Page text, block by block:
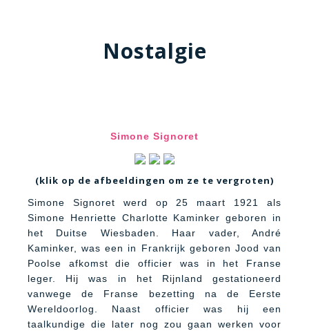
Nostalgie
Simone Signoret
(klik op de afbeeldingen om ze te vergroten)
Simone Signoret werd op 25 maart 1921 als
Simone Henriette Charlotte Kaminker geboren in
het Duitse Wiesbaden. Haar vader, André
Kaminker, was een in Frankrijk geboren Jood van
Poolse afkomst die officier was in het Franse
leger. Hij was in het Rijnland gestationeerd
vanwege de Franse bezetting na de Eerste
Wereldoorlog. Naast officier was hij een
taalkundige die later nog zou gaan werken voor